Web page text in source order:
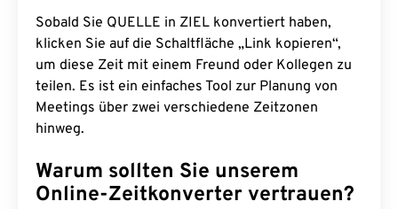
Sobald Sie QUELLE in ZIEL konvertiert haben,
klicken Sie auf die Schaltfläche „Link kopieren“,
um diese Zeit mit einem Freund oder Kollegen zu
teilen. Es ist ein einfaches Tool zur Planung von
Meetings über zwei verschiedene Zeitzonen
hinweg.
Warum sollten Sie unserem
Online-Zeitkonverter vertrauen?